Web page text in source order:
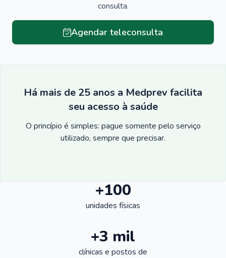
consulta.
Agendar teleconsulta
Há mais de 25 anos a Medprev facilita
seu acesso à saúde
O princípio é simples: pague somente pelo serviço
utilizado, sempre que precisar.
+100
unidades físicas
+3 mil
clínicas e postos de